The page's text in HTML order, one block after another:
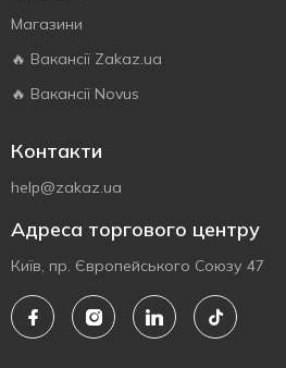
Магазини
🔥 Вакансії Zakaz.ua
🔥 Вакансії Novus
Контакти
help@zakaz.ua
Адреса торгового центру
Київ, пр. Європейського Союзу 47